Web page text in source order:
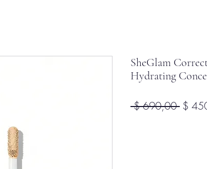
SheGlam
Hydrating
$ 690,00 Precio
$